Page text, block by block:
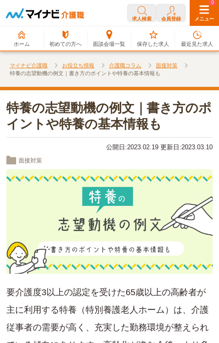
求人検索 会員登録 メニュー
ホーム 初めての方へ 面談会場一覧
0
保存した求人
0
最近見た求人
マイナビ介護職 お役立ち情報 介護職コラム
面接対策
特養の志望動機の例文｜書き方のポイントや特養の基本情報も
特養の志望動機の例文｜書き方のポ
イントや特養の基本情報も
公開日:2023.02.19 更新日:2023.03.10
面接対策
要介護度3以上の認定を受けた65歳以上の高齢者が
主に利用する特養（特別養護老人ホーム）は、介護
従事者の需要が高く、充実した勤務環境が整えられ